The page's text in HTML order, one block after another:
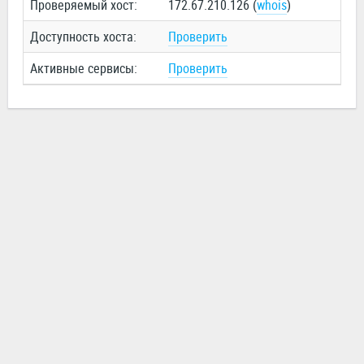
Проверяемый хост: 172.67.210.126 (whois)
Доступность хоста:
Проверить
Активные сервисы:
Проверить